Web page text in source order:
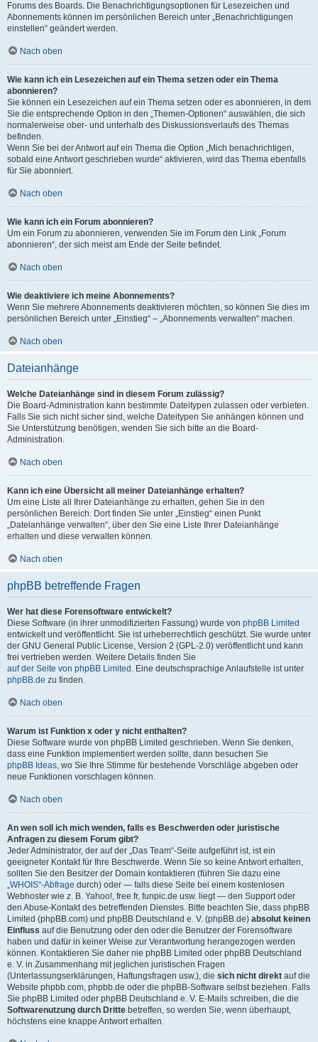
Forums des Boards. Die Benachrichtigungsoptionen für Lesezeichen und
Abonnements können im persönlichen Bereich unter „Benachrichtigungen
einstellen“ geändert werden.
Nach oben
Wie kann ich ein Lesezeichen auf ein Thema setzen oder ein Thema
abonnieren?
Sie können ein Lesezeichen auf ein Thema setzen oder es abonnieren, in dem
Sie die entsprechende Option in den „Themen-Optionen“ auswählen, die sich
normalerweise ober- und unterhalb des Diskussionsverlaufs des Themas
befinden.
Wenn Sie bei der Antwort auf ein Thema die Option „Mich benachrichtigen,
sobald eine Antwort geschrieben wurde“ aktivieren, wird das Thema ebenfalls
für Sie abonniert.
Nach oben
Wie kann ich ein Forum abonnieren?
Um ein Forum zu abonnieren, verwenden Sie im Forum den Link „Forum
abonnieren“, der sich meist am Ende der Seite befindet.
Nach oben
Wie deaktiviere ich meine Abonnements?
Wenn Sie mehrere Abonnements deaktivieren möchten, so können Sie dies im
persönlichen Bereich unter „Einstieg“ – „Abonnements verwalten“ machen.
Nach oben
Dateianhänge
Welche Dateianhänge sind in diesem Forum zulässig?
Die Board-Administration kann bestimmte Dateitypen zulassen oder verbieten.
Falls Sie sich nicht sicher sind, welche Dateitypen Sie anhängen können und
Sie Unterstützung benötigen, wenden Sie sich bitte an die Board-
Administration.
Nach oben
Kann ich eine Übersicht all meiner Dateianhänge erhalten?
Um eine Liste all Ihrer Dateianhänge zu erhalten, gehen Sie in den
persönlichen Bereich. Dort finden Sie unter „Einstieg“ einen Punkt
„Dateianhänge verwalten“, über den Sie eine Liste Ihrer Dateianhänge
erhalten und diese verwalten können.
Nach oben
phpBB betreffende Fragen
Wer hat diese Forensoftware entwickelt?
Diese Software (in ihrer unmodifizierten Fassung) wurde von phpBB Limited
entwickelt und veröffentlicht. Sie ist urheberrechtlich geschützt. Sie wurde unter
der GNU General Public License, Version 2 (GPL-2.0) veröffentlicht und kann
frei vertrieben werden. Weitere Details finden Sie
auf der Seite von phpBB Limited . Eine deutschsprachige Anlaufstelle ist unter
phpBB.de zu finden.
Nach oben
Warum ist Funktion x oder y nicht enthalten?
Diese Software wurde von phpBB Limited geschrieben. Wenn Sie denken,
dass eine Funktion implementiert werden sollte, dann besuchen Sie
phpBB Ideas, wo Sie Ihre Stimme für bestehende Vorschläge abgeben oder
neue Funktionen vorschlagen können.
Nach oben
An wen soll ich mich wenden, falls es Beschwerden oder juristische
Anfragen zu diesem Forum gibt?
Jeder Administrator, der auf der „Das Team“-Seite aufgeführt ist, ist ein
geeigneter Kontakt für Ihre Beschwerde. Wenn Sie so keine Antwort erhalten,
sollten Sie den Besitzer der Domain kontaktieren (führen Sie dazu eine
„WHOIS“-Abfrage durch) oder — falls diese Seite bei einem kostenlosen
Webhoster wie z. B. Yahoo!, free.fr, funpic.de usw. liegt — den Support oder
den Abuse-Kontakt des betreffenden Dienstes. Bitte beachten Sie, dass phpBB
Limited (phpBB.com) und phpBB Deutschland e. V. (phpBB.de) absolut keinen
Einfluss auf die Benutzung oder den oder die Benutzer der Forensoftware
haben und dafür in keiner Weise zur Verantwortung herangezogen werden
können. Kontaktieren Sie daher nie phpBB Limited oder phpBB Deutschland
e. V. in Zusammenhang mit jeglichen juristischen Fragen
(Unterlassungserklärungen, Haftungsfragen usw.), die sich nicht direkt auf die
Website phpbb.com, phpbb.de oder die phpBB-Software selbst beziehen. Falls
Sie phpBB Limited oder phpBB Deutschland e. V. E-Mails schreiben, die die
Softwarenutzung durch Dritte betreffen, so werden Sie, wenn überhaupt,
höchstens eine knappe Antwort erhalten.